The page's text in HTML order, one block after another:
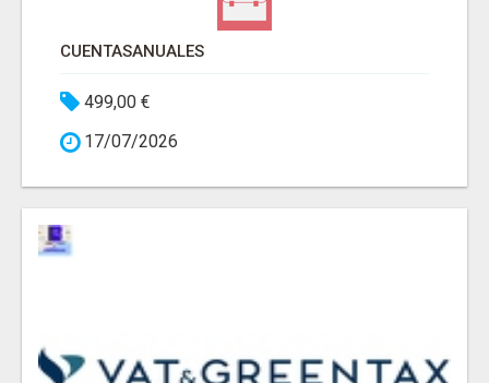
CUENTASANUALES
499,00 €
17/07/2026